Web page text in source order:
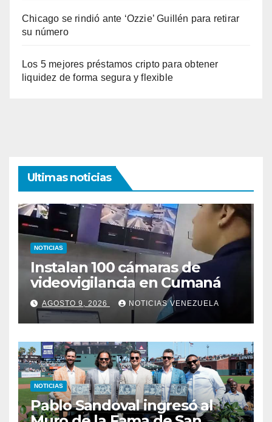
Chicago se rindió ante ‘Ozzie’ Guillén para retirar
su número
Los 5 mejores préstamos cripto para obtener
liquidez de forma segura y flexible
Ultimas noticias
NOTICIAS
Instalan 100 cámaras de
videovigilancia en Cumaná
AGOSTO 9, 2026 NOTICIAS VENEZUELA
NOTICIAS
Pablo Sandoval ingresó al